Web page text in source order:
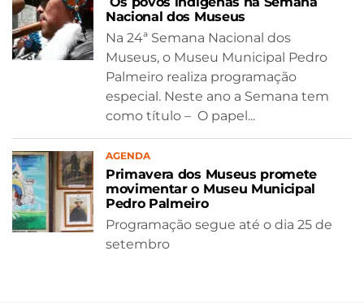
Nacional dos Museus
Na 24ª Semana Nacional dos
Museus, o Museu Municipal Pedro
Palmeiro realiza programação
especial. Neste ano a Semana tem
como título – O papel...
AGENDA
Primavera dos Museus promete
movimentar o Museu Municipal
Pedro Palmeiro
Programação segue até o dia 25 de
setembro